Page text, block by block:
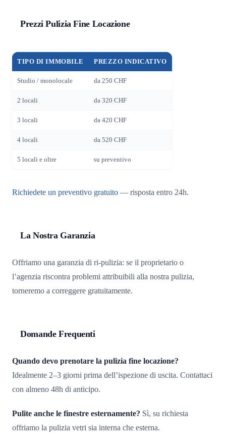
Prezzi Pulizia Fine Locazione
TIPO DI IMMOBILE PREZZO INDICATIVO
Studio / monolocale da 250 CHF
2 locali da 320 CHF
3 locali da 420 CHF
4 locali da 520 CHF
5 locali e oltre su preventivo
Richiedete un preventivo gratuito — risposta entro 24h.
La Nostra Garanzia
Offriamo una garanzia di ri-pulizia: se il proprietario o
l’agenzia riscontra problemi attribuibili alla nostra pulizia,
torneremo a correggere gratuitamente.
Domande Frequenti
Quando devo prenotare la pulizia fine locazione?
Idealmente 2–3 giorni prima dell’ispezione di uscita. Contattaci
con almeno 48h di anticipo.
Pulite anche le finestre esternamente? Sì, su richiesta
offriamo la pulizia vetri sia interna che esterna.